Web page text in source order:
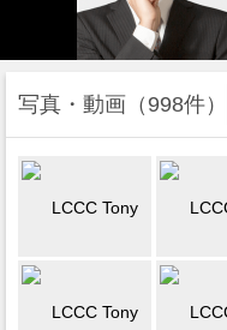
写真・動画 998件